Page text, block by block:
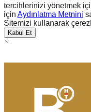
tercihlerinizi yönetmek
için Aydınlatma Metnini
Sitemizi kullanarak
Kabul Et